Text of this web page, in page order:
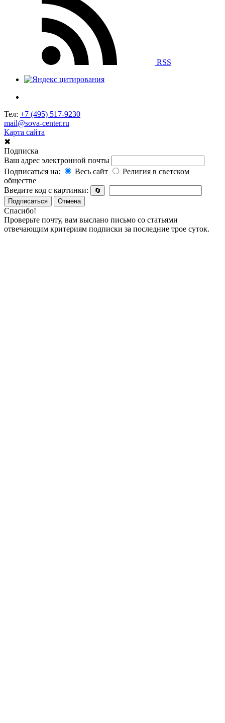
RSS
Тел: +7 (495) 517-9230
mail@sova-center.ru
Карта сайта
✖
Подписка
Ваш адрес электронной почты
Подписаться на:
Весь сайт
Религия в светском
обществе
Введите код с картинки:
🔄
Подписаться
Отмена
Спасибо!
Проверьте почту, вам выслано письмо со статьями
отвечающим критериям подписки за последние трое суток.